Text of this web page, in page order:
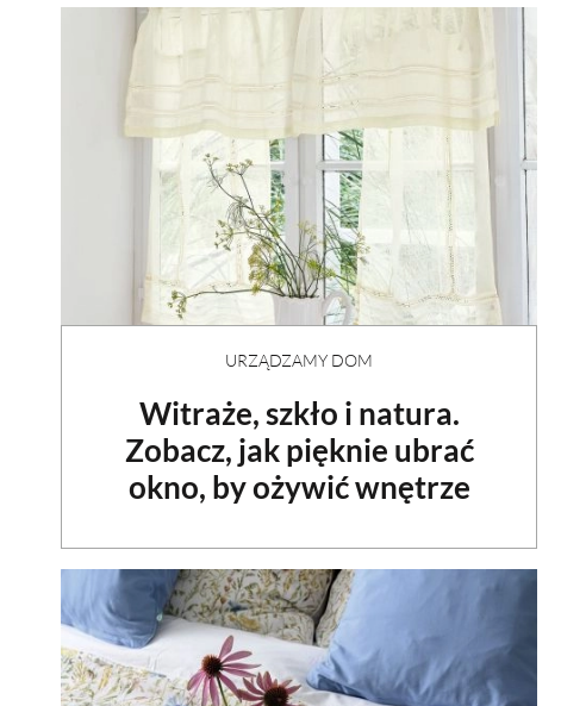
URZĄDZAMY DOM
Witraże, szkło i natura.
Zobacz, jak pięknie ubrać
okno, by ożywić wnętrze